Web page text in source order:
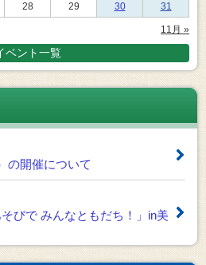
28 29 30 31
11月 »
ベント一覧
の開催について
びで みんなともだち！」in美